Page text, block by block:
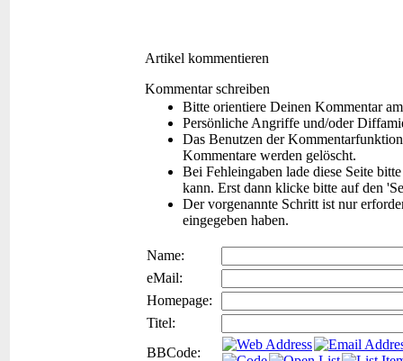
Artikel kommentieren
Kommentar schreiben
Bitte orientiere Deinen Kommentar
Persönliche Angriffe und/oder
Das Benutzen der
Kommentare werden gelöscht.
Bei Fehleingaben lade diese Seite
kann. Erst dann klicke bitte auf den
Der vorgenannte Schritt ist nur
eingegeben haben.
Name:
eMail:
Homepage:
Titel:
BBCode: